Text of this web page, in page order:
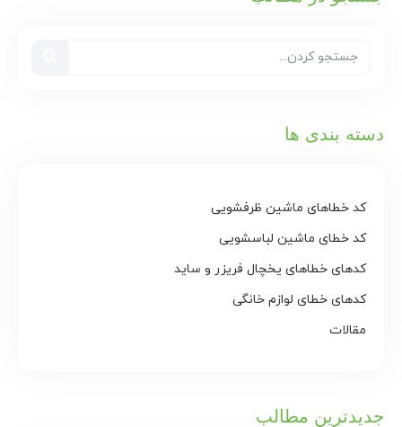
دسته بندی ها
کد خطاهای ماشین ظرفشویی
کد خطای ماشین لباسشویی
کدهای خطاهای یخچال فریزر و ساید
کدهای خطای لوازم خانگی
مقالات
جدیدترین مطالب